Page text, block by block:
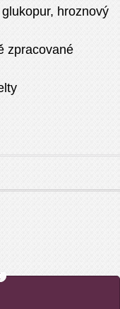
hroznový
zpracované